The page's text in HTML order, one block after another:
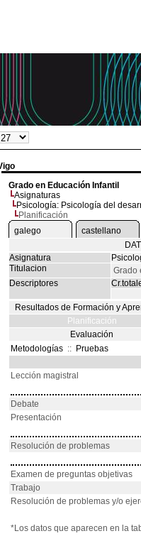
Grado en Educación Infantil
Asignaturas
Psicología: Psicología del
Planificación
galego
castellano
Asignatura
Titulacion
Grado
Descriptores
Resultados de Formación y
Planificación
Evaluación
Metodologías :: Pruebas
Lección magistral
Debate
Presentación
Resolución de problemas
Examen de preguntas objetivas
Trabajo
Resolución de problemas y/o
*Los datos que aparecen en la